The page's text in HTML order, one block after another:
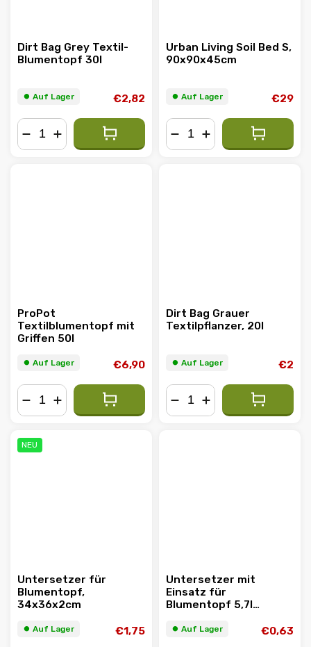
Dirt Bag Grey Textil-
Blumentopf 30l
⏺︎ Auf Lager €2,82
Urban Living Soil Bed S,
90x90x45cm
⏺︎ Auf Lager €29
ProPot
Textilblumentopf mit
Griffen 50l
⏺︎ Auf Lager €6,90
Dirt Bag Grauer
Textilpflanzer, 20l
⏺︎ Auf Lager €2
NEU
Untersetzer für
Blumentopf,
34x36x2cm
⏺︎ Auf Lager €1,75
Untersetzer mit
Einsatz für
Blumentopf 5,7l
⏺︎ Auf Lager €0,63